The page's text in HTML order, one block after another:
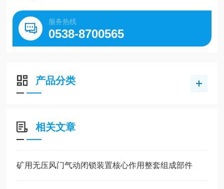
服务热线
0538-8700565
产品分类
相关文章
矿用无压风门气动闭锁装置核心作用整套组成部件